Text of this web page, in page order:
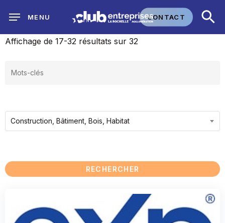
main
CONTACT
MENU
Affichage de 17-32 résultats sur 32
Construction, Bâtiment, Bois, Habitat
RECHERCHER